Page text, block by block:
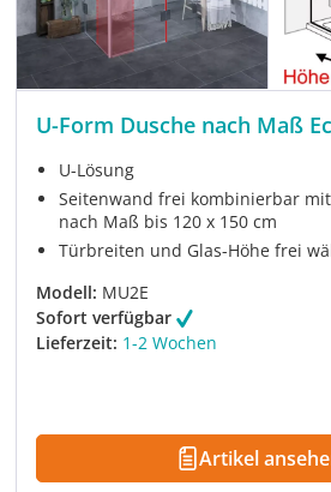
U-Form Dusche nach Maß
U-Lösung
Seitenwand frei kombinierbar
nach Maß bis 120 x 150 cm
Türbreiten und Glas-Höhe frei
Modell: MU2E
Sofort verfügbar
Lieferzeit: 1-2 Wochen
Artikel